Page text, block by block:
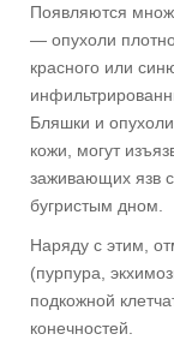
Появляются
— опухоли
красного или
Бляшки и
кожи, могут
заживающих язв
бугристым дном.
Наряду с этим,
(пурпура,
подкожной
конечностей.